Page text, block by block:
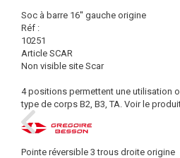
Soc à barre 16'' gauche origine
Réf :
10251
Article SCAR
Non visible site Scar
4 positions permettent une utilisation
type de corps B2, B3, TA. Voir le
Pointe réversible 3 trous droite origine